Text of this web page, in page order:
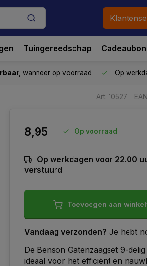
Tuingereedschap Cadeaubon
, wanneer op voorraad Op
Art: 10527
8,95 Op voorraad
Op werkdagen voor 22.00
verstuurd
Toevoegen aan
Vandaag verzonden? Je hebt
De Benson Gatenzaagset 9-
ideaal voor het efficiënt en